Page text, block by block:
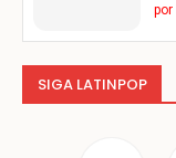
por
SIGA LATINPOP